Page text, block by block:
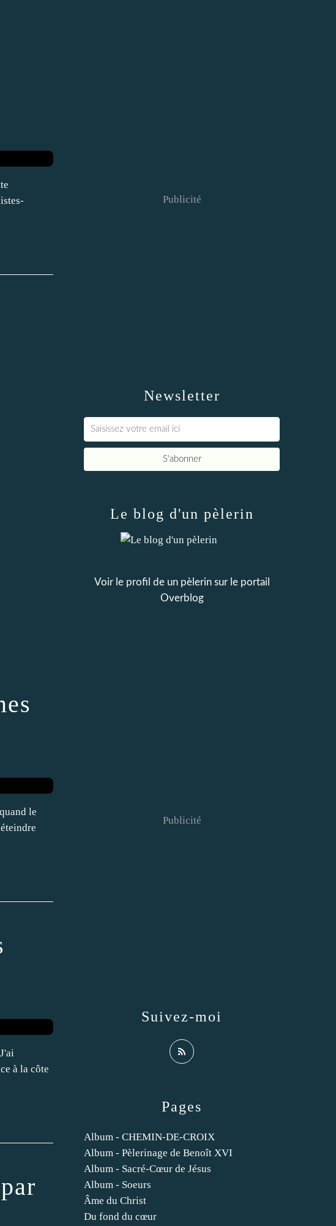
le
à la côte
Newsletter
Publicité
Pages
Album - CHEMIN-DE-CROIX
Album - Pèlerinage de Benoît XVI
Album - Sacré-Cœur de Jésus
Album - Soeurs
Âme du Christ
Du fond du cœur
Le blog d'un pèlerin
Voir le profil de un pèlerinsur le portail
Overblog
Suivez-moi
Publicité